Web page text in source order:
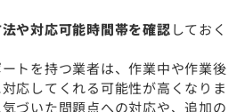
や対応可能時間帯を確認しておく
トを持つ業者は、作業中や作業後
応してくれる可能性が高くなりま
づいた問題点への対応や、追加の